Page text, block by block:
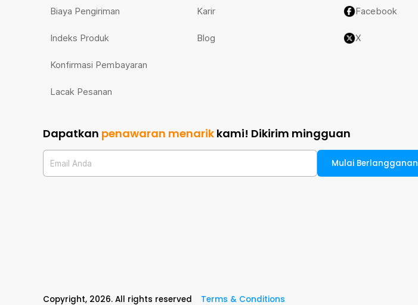
Biaya Pengiriman
Indeks Produk
Konfirmasi Pembayaran
Lacak Pesanan
Karir
Blog
Facebook
X
Dapatkan penawaran menarik kami! Dikirim mingguan
Email Anda Mulai Berlangganan
Copyright, 2026. All rights reserved Terms & Conditions